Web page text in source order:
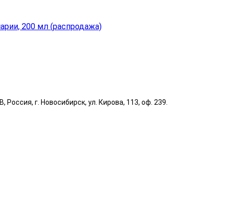
200 мл (распродажа)
г. Новосибирск, ул. Кирова, 113, оф. 239.